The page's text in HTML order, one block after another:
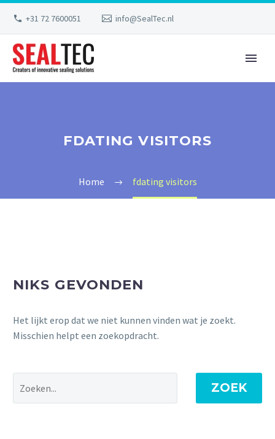
+31 72 7600051 info@SealTec.nl
FDATING VISITORS
Home fdating visitors
NIKS GEVONDEN
Het lijkt erop dat we niet kunnen vinden wat je zoekt.
Misschien helpt een zoekopdracht.
ZOEK